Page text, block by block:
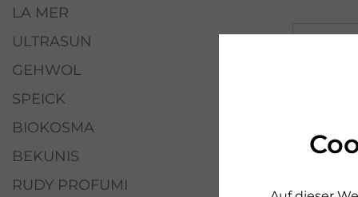
LA MER
ULTRASUN
GEHWOL
SPEICK
BIOKOSMA
BEKUNIS
RUDY PROFUMI